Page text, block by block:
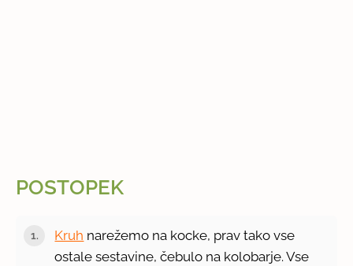
POSTOPEK
Kruh narežemo na kocke, prav tako vse
ostale sestavine, čebulo na kolobarje. Vse